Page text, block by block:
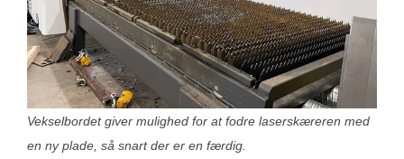
Vekselbordet giver mulighed for at fodre laserskæreren med
en ny plade, så snart der er en færdig.